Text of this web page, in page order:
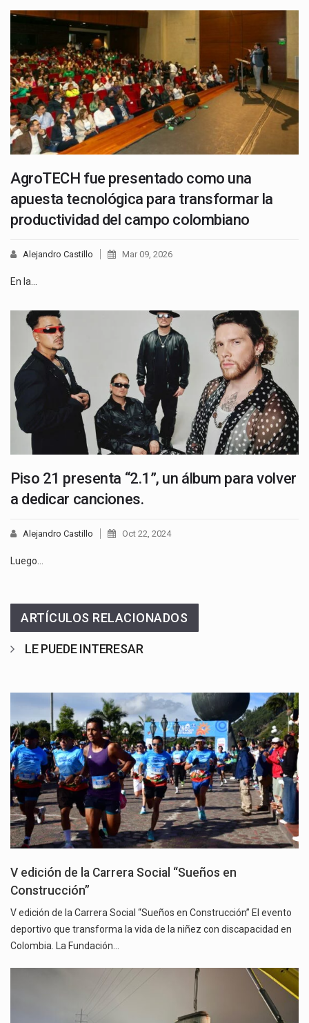
AgroTECH fue presentado como una
apuesta tecnológica para transformar la
productividad del campo colombiano
Alejandro Castillo Mar 09, 2026
En la…
Piso 21 presenta “2.1”, un álbum para volver
a dedicar canciones.
Alejandro Castillo Oct 22, 2024
Luego…
ARTÍCULOS RELACIONADOS
LE PUEDE INTERESAR
V edición de la Carrera Social “Sueños en
Construcción”
V edición de la Carrera Social “Sueños en Construcción” El evento
deportivo que transforma la vida de la niñez con discapacidad en
Colombia. La Fundación…